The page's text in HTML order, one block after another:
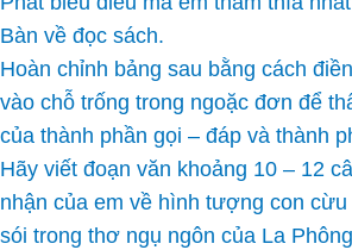
Bàn về đọc sách.
Hoàn chỉnh bảng sau bằng cách
vào chỗ trống trong ngoặc đơn để
của thành phần gọi – đáp và thành
Hãy viết đoạn văn khoảng 10 – 12
nhận của em về hình tượng con
sói trong thơ ngụ ngôn của La